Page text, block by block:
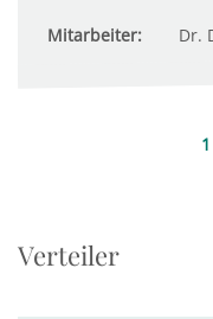
Mitarbeiter: Dr.
1
Verteiler